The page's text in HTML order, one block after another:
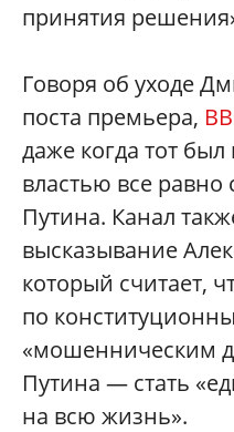
принятия
Говоря об уходе
поста премьера,
даже когда тот
властью все
Путина. Канал
высказывание
который считает,
по
«мошенническим
Путина — стать
на всю жизнь».